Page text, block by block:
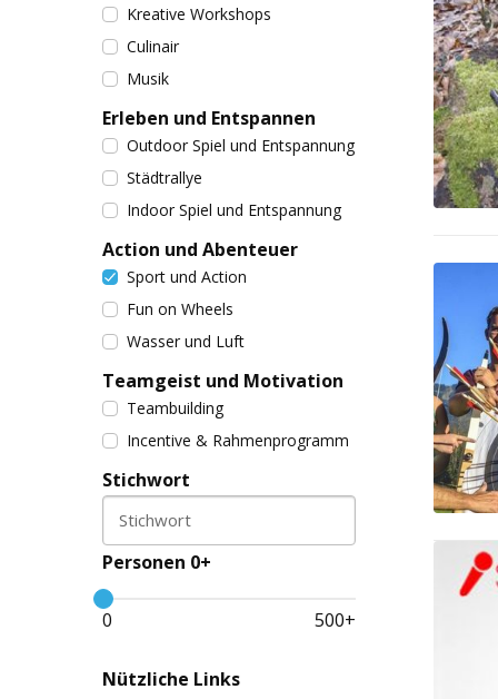
Kreative Workshops
Culinair
Musik
Erleben und Entspannen
Outdoor Spiel und Entspannung
Städtrallye
Indoor Spiel und Entspannung
Action und Abenteuer
Sport und Action
Fun on Wheels
Wasser und Luft
Teamgeist und Motivation
Teambuilding
Incentive & Rahmenprogramm
Stichwort
Stichwort
Personen 0+
0 500+
Nützliche Links